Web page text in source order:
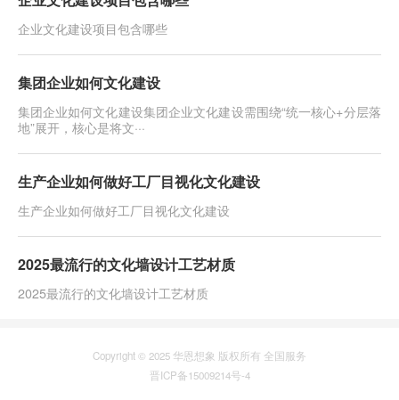
企业文化建设项目包含哪些
集团企业如何文化建设
集团企业如何文化建设​集团企业文化建设需围绕“统一核心+分层落
地”展开，核心是将文···
生产企业如何做好工厂目视化文化建设
生产企业如何做好工厂目视化文化建设
2025最流行的文化墙设计工艺材质
2025最流行的文化墙设计工艺材质
Copyright © 2025 华恩想象 版权所有 全国服务
晋ICP备15009214号-4